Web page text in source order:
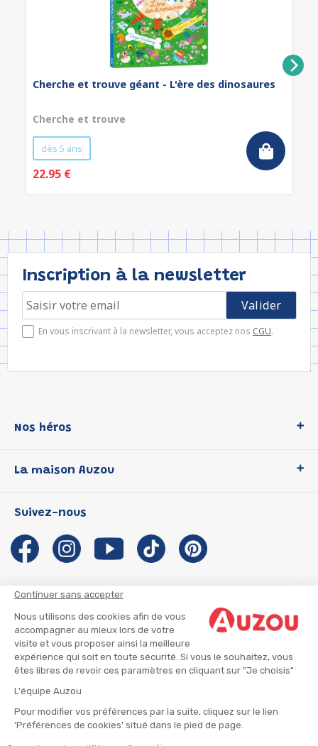
Continuer sans accepter
Nous utilisons des cookies afin de vous
accompagner au mieux lors de votre
visite et vous proposer ainsi la meilleure
expérience qui soit en toute sécurité. Si vous le souhaitez, vous
êtes libres de revoir ces paramètres en cliquant sur "Je choisis"
L'équipe Auzou
Pour modifier vos préférences par la suite, cliquez sur le lien
'Préférences de cookies' situé dans le pied de page.
Cherche et trouve géant - L'ère des dinosaures
Cherche et trouve
dès 5 ans
22.95 €
Inscription à la newsletter
En vous inscrivant à la newsletter, vous acceptez nos CGU.
Nos héros
P'tit Loup
Les Influenceuses
Migali
Petite Taupe
La maison Auzou
Notre histoire
Auzou s'engage
Auteurs et illustrateurs Auzou
Suivre mon colis
Infos consommateur
Suivez-nous
CGU
CGV
Mentions légales